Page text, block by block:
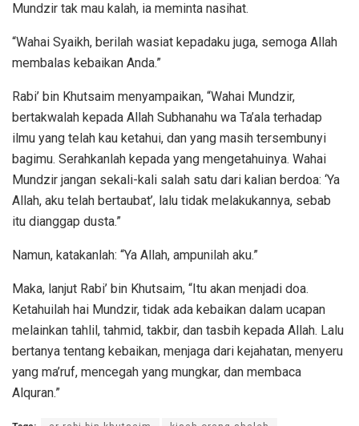
Mundzir tak mau kalah, ia meminta nasihat.
“Wahai Syaikh, berilah wasiat kepadaku juga, semoga Allah
membalas kebaikan Anda.”
Rabi’ bin Khutsaim menyampaikan, “Wahai Mundzir,
bertakwalah kepada Allah Subhanahu wa Ta’ala terhadap
ilmu yang telah kau ketahui, dan yang masih tersembunyi
bagimu. Serahkanlah kepada yang mengetahuinya. Wahai
Mundzir jangan sekali-kali salah satu dari kalian berdoa: ‘Ya
Allah, aku telah bertaubat’, lalu tidak melakukannya, sebab
itu dianggap dusta.”
Namun, katakanlah: “Ya Allah, ampunilah aku.”
Maka, lanjut Rabi’ bin Khutsaim, “Itu akan menjadi doa.
Ketahuilah hai Mundzir, tidak ada kebaikan dalam ucapan
melainkan tahlil, tahmid, takbir, dan tasbih kepada Allah. Lalu
bertanya tentang kebaikan, menjaga dari kejahatan, menyeru
yang ma’ruf, mencegah yang mungkar, dan membaca
Alquran.”